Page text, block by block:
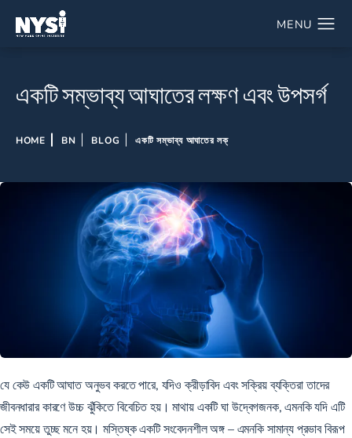
একটি সম্ভাব্য আঘাতের লক্ষণ এবং উপসর্গ
HOME BN BLOG একটি সম্ভাব্য আঘাতের লক্
যে কেউ একটি আঘাত অনুভব করতে পারে, যদিও ক্রীড়াবিদ এবং সক্রিয় ব্যক্তিরা তাদের
জীবনধারার কারণে উচ্চ ঝুঁকিতে বিবেচিত হয়। মাথায় একটি ঘা উদ্বেগজনক, এমনকি যদি এটি
সেই সময়ে তুচ্ছ মনে হয়। মস্তিষ্ক একটি সংবেদনশীল অঙ্গ – এমনকি সামান্য প্রভাব বিরূপ